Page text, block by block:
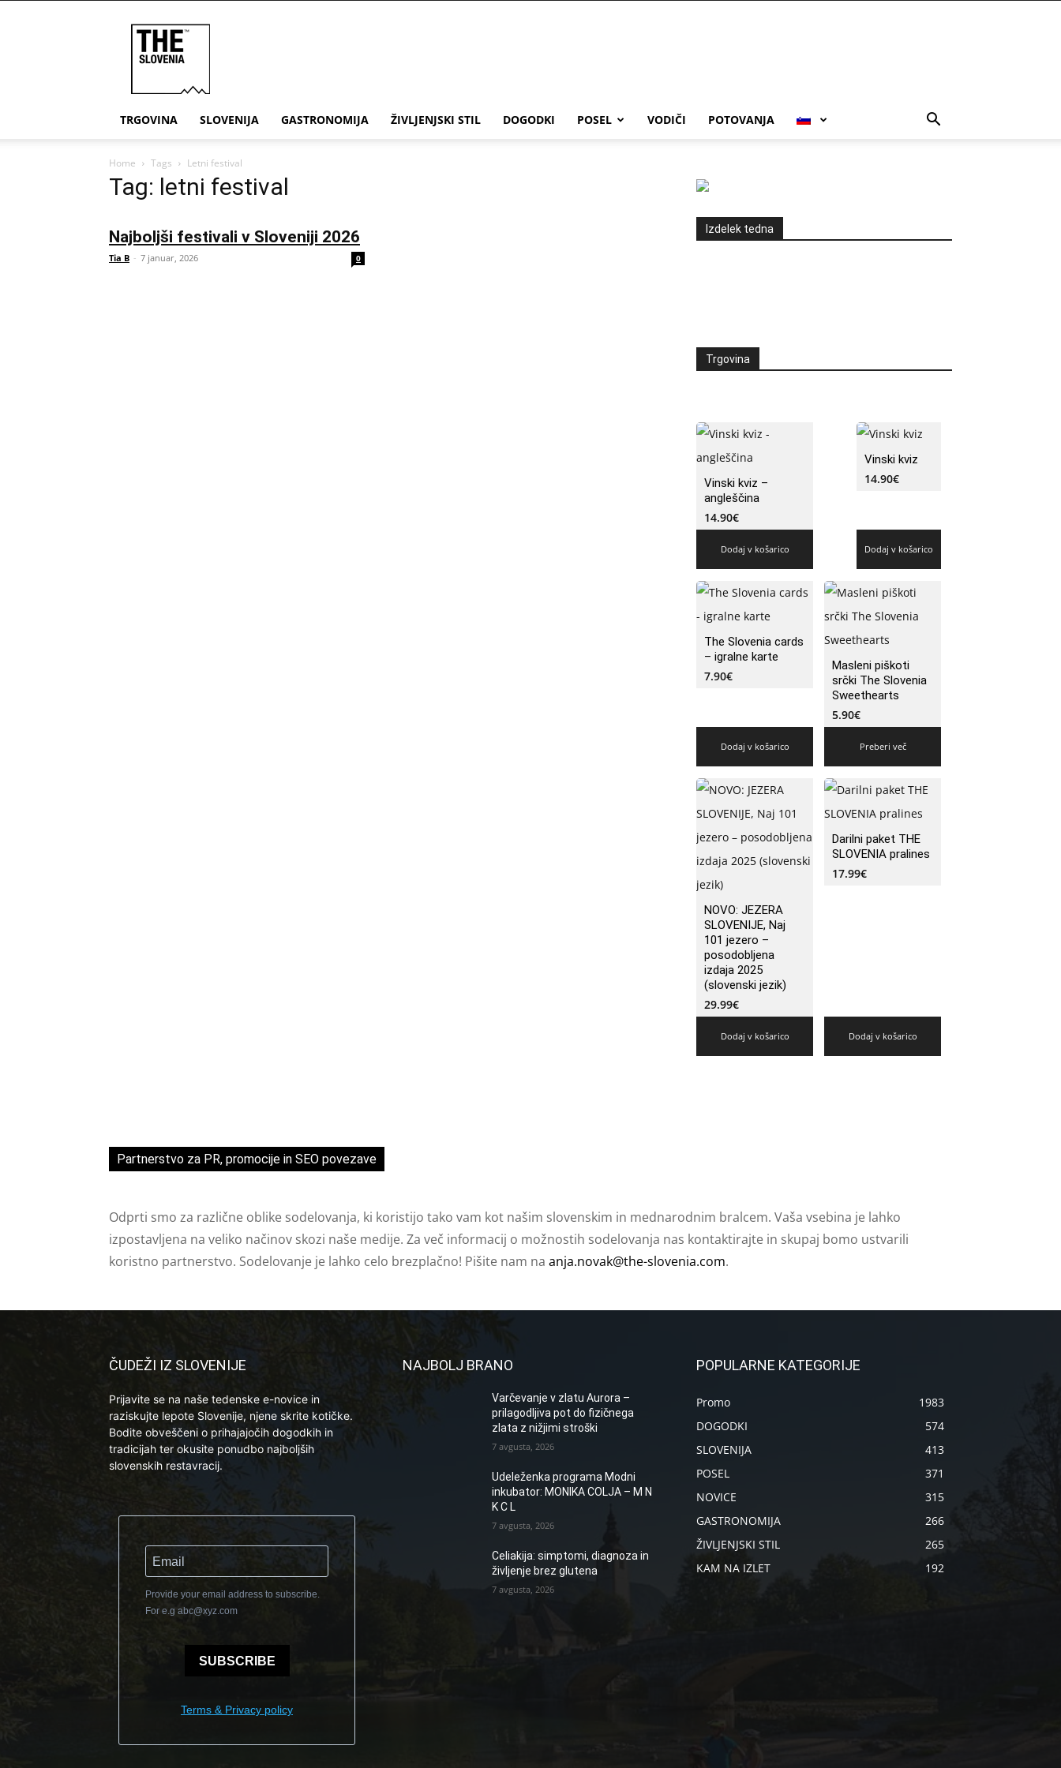
TRGOVINA SLOVENIJA GASTRONOMIJA ŽIVLJENJSKI STIL DOGODKI POSEL VODIČI POTOVANJA
Home Tags Letni festival
Tag: letni festival
Najboljši festivali v Sloveniji 2026
Tia B - 7 januar, 2026 0
Izdelek tedna
Trgovina
Vinski kviz –
angleščina
14.90€
Dodaj v košarico
Vinski kviz
14.90€
Dodaj v košarico
The Slovenia cards
– igralne karte
7.90€
Dodaj v košarico
Masleni piškoti
srčki The Slovenia
Sweethearts
5.90€
Preberi več
NOVO: JEZERA
SLOVENIJE, Naj
101 jezero –
posodobljena
izdaja 2025
(slovenski jezik)
29.99€
Dodaj v košarico
Darilni paket THE
SLOVENIA pralines
17.99€
Dodaj v košarico
Partnerstvo za PR, promocije in SEO povezave
Odprti smo za različne oblike sodelovanja, ki koristijo tako vam kot našim slovenskim in mednarodnim bralcem. Vaša vsebina je lahko
izpostavljena na veliko načinov skozi naše medije. Za več informacij o možnostih sodelovanja nas kontaktirajte in skupaj bomo ustvarili
koristno partnerstvo. Sodelovanje je lahko celo brezplačno! Pišite nam na anja.novak@the-slovenia.com.
ČUDEŽI IZ SLOVENIJE
Prijavite se na naše tedenske e-novice in
raziskujte lepote Slovenije, njene skrite kotičke.
Bodite obveščeni o prihajajočih dogodkih in
tradicijah ter okusite ponudbo najboljših
slovenskih restavracij.
Provide your email address to subscribe.
For e.g abc@xyz.com
SUBSCRIBE
Terms & Privacy policy
NAJBOLJ BRANO
Varčevanje v zlatu Aurora –
prilagodljiva pot do fizičnega
zlata z nižjimi stroški
7 avgusta, 2026
Udeleženka programa Modni
inkubator: MONIKA COLJA – M N
K C L
7 avgusta, 2026
Celiakija: simptomi, diagnoza in
življenje brez glutena
7 avgusta, 2026
POPULARNE KATEGORIJE
Promo
1983
DOGODKI
574
SLOVENIJA
413
POSEL
371
NOVICE
315
GASTRONOMIJA
266
ŽIVLJENJSKI STIL
265
KAM NA IZLET
192